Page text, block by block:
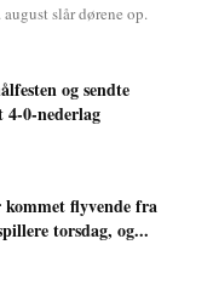
slår dørene op.
og sendte
0-nederlag
flyvende fra
torsdag, og...